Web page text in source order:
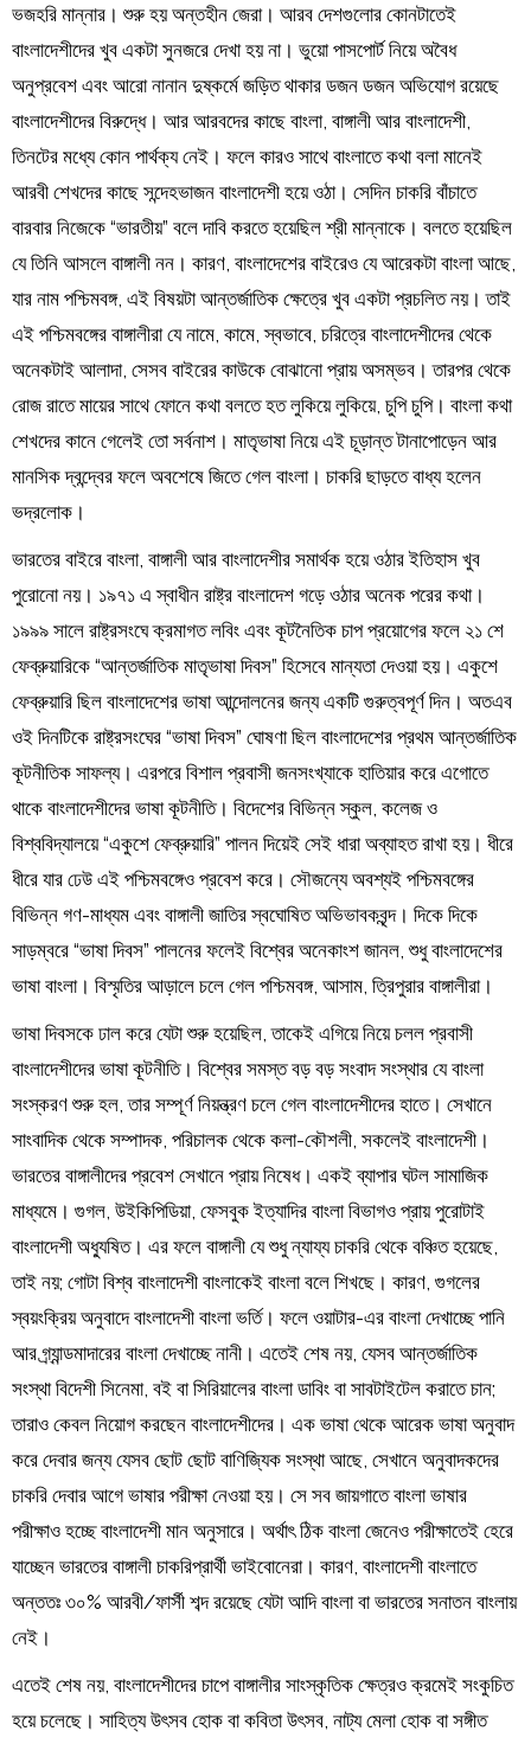
ভজহরি মান্নার। শুরু হয় অন্তহীন জেরা। আরব দেশগুলোর কোনটাতেই
বাংলাদেশীদের খুব একটা সুনজরে দেখা হয় না। ভুয়ো পাসপোর্ট নিয়ে অবৈধ
অনুপ্রবেশ এবং আরো নানান দুষ্কর্মে জড়িত থাকার ডজন ডজন অভিযোগ রয়েছে
বাংলাদেশীদের বিরুদ্ধে। আর আরবদের কাছে বাংলা, বাঙ্গালী আর বাংলাদেশী,
তিনটের মধ্যে কোন পার্থক্য নেই। ফলে কারও সাথে বাংলাতে কথা বলা মানেই
আরবী শেখদের কাছে সন্দেহভাজন বাংলাদেশী হয়ে ওঠা। সেদিন চাকরি বাঁচাতে
বারবার নিজেকে “ভারতীয়” বলে দাবি করতে হয়েছিল শ্রী মান্নাকে। বলতে হয়েছিল
যে তিনি আসলে বাঙ্গালী নন। কারণ, বাংলাদেশের বাইরেও যে আরেকটা বাংলা আছে,
যার নাম পশ্চিমবঙ্গ, এই বিষয়টা আন্তর্জাতিক ক্ষেত্রে খুব একটা প্রচলিত নয়। তাই
এই পশ্চিমবঙ্গের বাঙ্গালীরা যে নামে, কামে, স্বভাবে, চরিত্রে বাংলাদেশীদের থেকে
অনেকটাই আলাদা, সেসব বাইরের কাউকে বোঝানো প্রায় অসম্ভব। তারপর থেকে
রোজ রাতে মায়ের সাথে ফোনে কথা বলতে হত লুকিয়ে লুকিয়ে, চুপি চুপি। বাংলা কথা
শেখদের কানে গেলেই তো সর্বনাশ। মাতৃভাষা নিয়ে এই চূড়ান্ত টানাপোড়েন আর
মানসিক দ্বন্দ্বের ফলে অবশেষে জিতে গেল বাংলা। চাকরি ছাড়তে বাধ্য হলেন
ভদ্রলোক।
ভারতের বাইরে বাংলা, বাঙ্গালী আর বাংলাদেশীর সমার্থক হয়ে ওঠার ইতিহাস খুব
পুরোনো নয়। ১৯৭১ এ স্বাধীন রাষ্ট্র বাংলাদেশ গড়ে ওঠার অনেক পরের কথা।
১৯৯৯ সালে রাষ্ট্রসংঘে ক্রমাগত লবিং এবং কূটনৈতিক চাপ প্রয়োগের ফলে ২১ শে
ফেব্রুয়ারিকে “আন্তর্জাতিক মাতৃভাষা দিবস” হিসেবে মান্যতা দেওয়া হয়। একুশে
ফেব্রুয়ারি ছিল বাংলাদেশের ভাষা আন্দোলনের জন্য একটি গুরুত্বপূর্ণ দিন। অতএব
ওই দিনটিকে রাষ্ট্রসংঘের “ভাষা দিবস” ঘোষণা ছিল বাংলাদেশের প্রথম আন্তর্জাতিক
কূটনীতিক সাফল্য। এরপরে বিশাল প্রবাসী জনসংখ্যাকে হাতিয়ার করে এগোতে
থাকে বাংলাদেশীদের ভাষা কূটনীতি। বিদেশের বিভিন্ন স্কুল, কলেজ ও
বিশ্ববিদ্যালয়ে “একুশে ফেব্রুয়ারি” পালন দিয়েই সেই ধারা অব্যাহত রাখা হয়। ধীরে
ধীরে যার ঢেউ এই পশ্চিমবঙ্গেও প্রবেশ করে। সৌজন্যে অবশ্যই পশ্চিমবঙ্গের
বিভিন্ন গণ-মাধ্যম এবং বাঙ্গালী জাতির স্বঘোষিত অভিভাবকবৃন্দ। দিকে দিকে
সাড়ম্বরে “ভাষা দিবস” পালনের ফলেই বিশ্বের অনেকাংশ জানল, শুধু বাংলাদেশের
ভাষা বাংলা। বিস্মৃতির আড়ালে চলে গেল পশ্চিমবঙ্গ, আসাম, ত্রিপুরার বাঙ্গালীরা।
ভাষা দিবসকে ঢাল করে যেটা শুরু হয়েছিল, তাকেই এগিয়ে নিয়ে চলল প্রবাসী
বাংলাদেশীদের ভাষা কূটনীতি। বিশ্বের সমস্ত বড় বড় সংবাদ সংস্থার যে বাংলা
সংস্করণ শুরু হল, তার সম্পূর্ণ নিয়ন্ত্রণ চলে গেল বাংলাদেশীদের হাতে। সেখানে
সাংবাদিক থেকে সম্পাদক, পরিচালক থেকে কলা-কৌশলী, সকলেই বাংলাদেশী।
ভারতের বাঙ্গালীদের প্রবেশ সেখানে প্রায় নিষেধ। একই ব্যাপার ঘটল সামাজিক
মাধ্যমে। গুগল, উইকিপিডিয়া, ফেসবুক ইত্যাদির বাংলা বিভাগও প্রায় পুরোটাই
বাংলাদেশী অধ্যুষিত। এর ফলে বাঙ্গালী যে শুধু ন্যায্য চাকরি থেকে বঞ্চিত হয়েছে,
তাই নয়; গোটা বিশ্ব বাংলাদেশী বাংলাকেই বাংলা বলে শিখছে। কারণ, গুগলের
স্বয়ংক্রিয় অনুবাদে বাংলাদেশী বাংলা ভর্তি। ফলে ওয়াটার-এর বাংলা দেখাচ্ছে পানি
আর গ্র্যান্ডমাদারের বাংলা দেখাচ্ছে নানী। এতেই শেষ নয়, যেসব আন্তর্জাতিক
সংস্থা বিদেশী সিনেমা, বই বা সিরিয়ালের বাংলা ডাবিং বা সাবটাইটেল করাতে চান;
তারাও কেবল নিয়োগ করছেন বাংলাদেশীদের। এক ভাষা থেকে আরেক ভাষা অনুবাদ
করে দেবার জন্য যেসব ছোট ছোট বাণিজ্যিক সংস্থা আছে, সেখানে অনুবাদকদের
চাকরি দেবার আগে ভাষার পরীক্ষা নেওয়া হয়। সে সব জায়গাতে বাংলা ভাষার
পরীক্ষাও হচ্ছে বাংলাদেশী মান অনুসারে। অর্থাৎ ঠিক বাংলা জেনেও পরীক্ষাতেই হেরে
যাচ্ছেন ভারতের বাঙ্গালী চাকরিপ্রার্থী ভাইবোনেরা। কারণ, বাংলাদেশী বাংলাতে
অন্ততঃ ৩০% আরবী/ফার্সী শব্দ রয়েছে যেটা আদি বাংলা বা ভারতের সনাতন বাংলায়
নেই।
এতেই শেষ নয়, বাংলাদেশীদের চাপে বাঙ্গালীর সাংস্কৃতিক ক্ষেত্রও ক্রমেই সংকুচিত
হয়ে চলেছে। সাহিত্য উৎসব হোক বা কবিতা উৎসব, নাট্য মেলা হোক বা সঙ্গীত